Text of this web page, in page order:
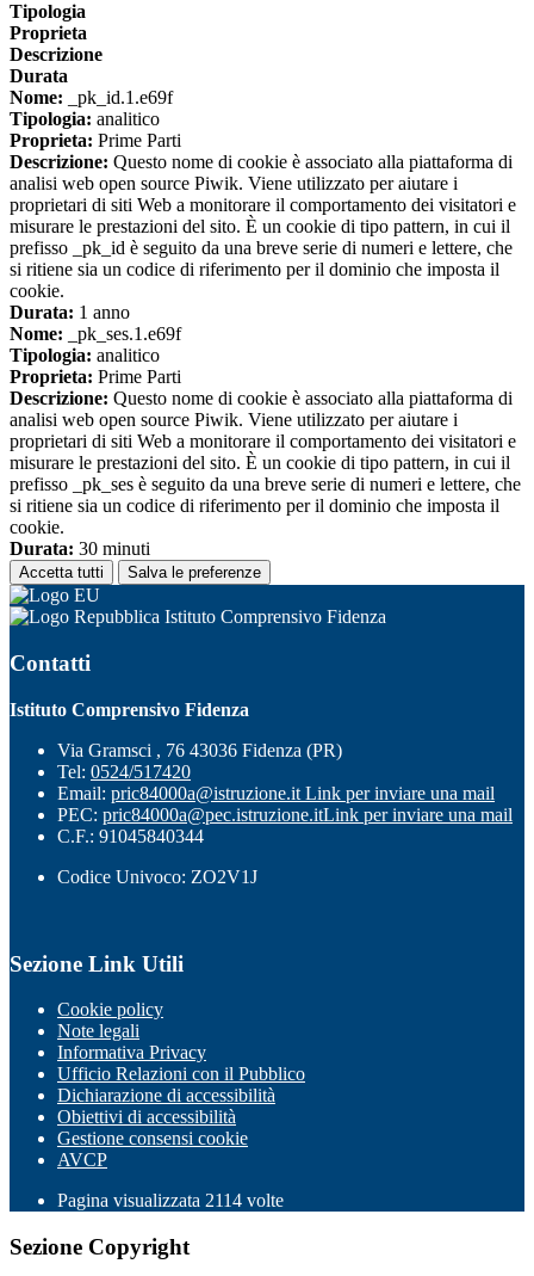
Tipologia
Proprieta
Descrizione
Durata
Nome: _pk_id.1.e69f
Tipologia: analitico
Proprieta: Prime Parti
Descrizione: Questo nome di cookie è associato alla piattaforma di
analisi web open source Piwik. Viene utilizzato per aiutare i
proprietari di siti Web a monitorare il comportamento dei visitatori e
misurare le prestazioni del sito. È un cookie di tipo pattern, in cui il
prefisso _pk_id è seguito da una breve serie di numeri e lettere, che
si ritiene sia un codice di riferimento per il dominio che imposta il
cookie.
Durata: 1 anno
Nome: _pk_ses.1.e69f
Tipologia: analitico
Proprieta: Prime Parti
Descrizione: Questo nome di cookie è associato alla piattaforma di
analisi web open source Piwik. Viene utilizzato per aiutare i
proprietari di siti Web a monitorare il comportamento dei visitatori e
misurare le prestazioni del sito. È un cookie di tipo pattern, in cui il
prefisso _pk_ses è seguito da una breve serie di numeri e lettere, che
si ritiene sia un codice di riferimento per il dominio che imposta il
cookie.
Durata: 30 minuti
Accetta tutti Salva le preferenze
Istituto Comprensivo Fidenza
Contatti
Istituto Comprensivo Fidenza
Via Gramsci , 76 43036 Fidenza (PR)
Tel: 0524/517420
Email: pric84000a@istruzione.it Link per inviare una mail
PEC: pric84000a@pec.istruzione.itLink per inviare una mail
C.F.: 91045840344
Codice Univoco: ZO2V1J
Sezione Link Utili
Cookie policy
Note legali
Informativa Privacy
Ufficio Relazioni con il Pubblico
Dichiarazione di accessibilità
Obiettivi di accessibilità
Gestione consensi cookie
AVCP
Pagina visualizzata 2114 volte
Sezione Copyright